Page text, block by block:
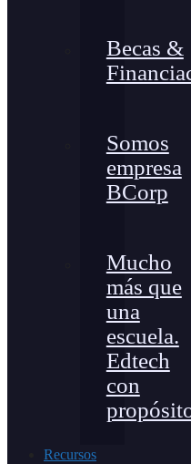
Becas &
Somos
empresa
BCorp
Mucho
más que
una
escuela.
Edtech
con
Recursos